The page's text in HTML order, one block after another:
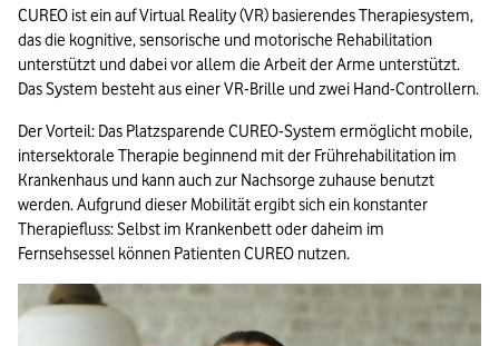
CUREO ist ein auf Virtual Reality (VR) basierendes Therapiesystem,
das die kognitive, sensorische und motorische Rehabilitation
unterstützt und dabei vor allem die Arbeit der Arme unterstützt.
Das System besteht aus einer VR-Brille und zwei Hand-Controllern.
Der Vorteil: Das Platzsparende CUREO-System ermöglicht mobile,
intersektorale Therapie beginnend mit der Frührehabilitation im
Krankenhaus und kann auch zur Nachsorge zuhause benutzt
werden. Aufgrund dieser Mobilität ergibt sich ein konstanter
Therapiefluss: Selbst im Krankenbett oder daheim im
Fernsehsessel können Patienten CUREO nutzen.